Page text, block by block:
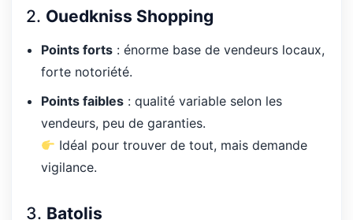
2. Ouedkniss Shopping
Points forts : énorme base de vendeurs locaux,
forte notoriété.
Points faibles : qualité variable selon les
vendeurs, peu de garanties.
Idéal pour trouver de tout, mais demande
vigilance.
3. Batolis